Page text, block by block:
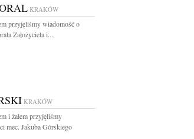
KRAKÓW
przyjęliśmy wiadomość o
Założyciela i...
KRAKÓW
i żalem przyjęliśmy
mec. Jakuba Górskiego